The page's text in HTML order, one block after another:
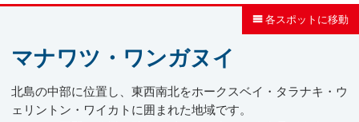
各スポットに移動
マナワツ・ワンガヌイ
北島の中部に位置し、東西南北をホークスベイ・タラナキ・ウ
ェリントン・ワイカトに囲まれた地域です。